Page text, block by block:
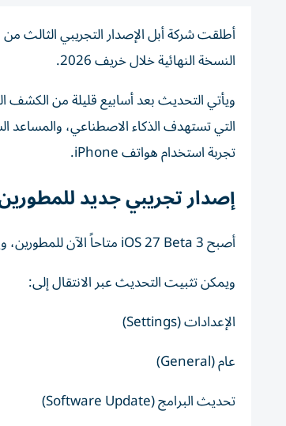
النسخة النهائية خلال خريف 2026.
تجربة استخدام هواتف iPhone.
إصدار تجريبي جديد
أصبح iOS 27 Beta 3 متاحاً الآن للمطورين، ويحمل رقم الإصدار 24A5380h.
ويمكن تثبيت التحديث عبر الانتقال إلى:
الإعدادات (Settings)
عام (General)
تحديث البرامج (Software Update)